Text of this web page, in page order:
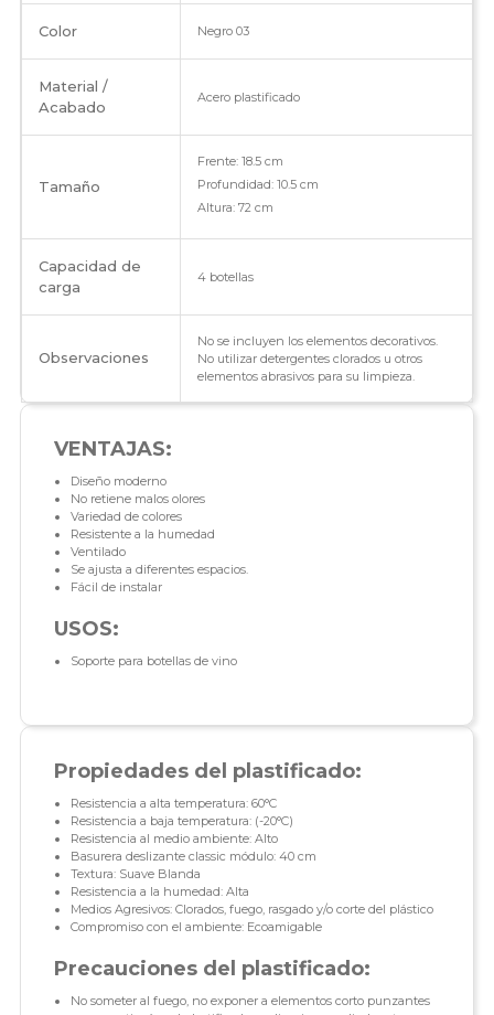
Color Negro 03
Material /
Acabado
Acero plastificado
Tamaño
Frente: 18.5 cm
Profundidad: 10.5 cm
Altura: 72 cm
Capacidad de
carga
4 botellas
Observaciones
No se incluyen los elementos decorativos.
No utilizar detergentes clorados u otros
elementos abrasivos para su limpieza.
VENTAJAS:
Diseño moderno
No retiene malos olores
Variedad de colores
Resistente a la humedad
Ventilado
Se ajusta a diferentes espacios.
Fácil de instalar
USOS:
Soporte para botellas de vino
Propiedades del plastificado:
Resistencia a alta temperatura: 60°C
Resistencia a baja temperatura: (-20°C)
Resistencia al medio ambiente: Alto
Basurera deslizante classic módulo: 40 cm
Textura: Suave Blanda
Resistencia a la humedad: Alta
Medios Agresivos: Clorados, fuego, rasgado y/o corte del plástico
Compromiso con el ambiente: Ecoamigable
Precauciones del plastificado:
No someter al fuego, no exponer a elementos corto punzantes